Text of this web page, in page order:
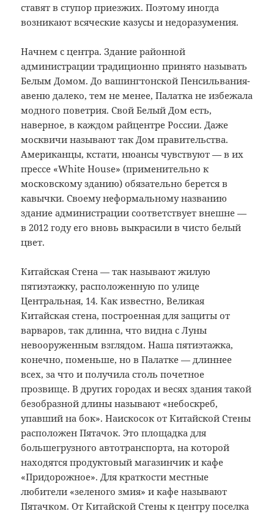
ставят в ступор приезжих. Поэтому иногда
возникают всяческие казусы и недоразумения.
Начнем с центра. Здание районной
администрации традиционно принято называть
Белым Домом. До вашингтонской Пенсильвания-
авеню далеко, тем не менее, Палатка не избежала
модного поветрия. Свой Белый Дом есть,
наверное, в каждом райцентре России. Даже
москвичи называют так Дом правительства.
Американцы, кстати, нюансы чувствуют — в их
прессе «White House» (применительно к
московскому зданию) обязательно берется в
кавычки. Своему неформальному названию
здание администрации соответствует внешне —
в 2012 году его вновь выкрасили в чисто белый
цвет.
Китайская Стена — так называют жилую
пятиэтажку, расположенную по улице
Центральная, 14. Как известно, Великая
Китайская стена, построенная для защиты от
варваров, так длинна, что видна с Луны
невооруженным взглядом. Наша пятиэтажка,
конечно, поменьше, но в Палатке — длиннее
всех, за что и получила столь почетное
прозвище. В других городах и весях здания такой
безобразной длины называют «небоскреб,
упавший на бок». Наискосок от Китайской Стены
расположен Пятачок. Это площадка для
большегрузного автотранспорта, на которой
находятся продуктовый магазинчик и кафе
«Придорожное». Для краткости местные
любители «зеленого змия» и кафе называют
Пятачком. От Китайской Стены к центру поселка